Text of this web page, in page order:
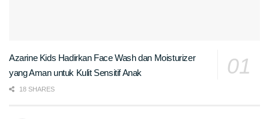
Azarine Kids Hadirkan Face Wash dan Moisturizer
yang Aman untuk Kulit Sensitif Anak
18 SHARES